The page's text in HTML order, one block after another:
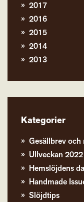
2017
2016
2015
2014
2013
Kategorier
Gesällbrev och
Ullveckan 2022
Hemslöjdens
Handmade
Slöjdtips